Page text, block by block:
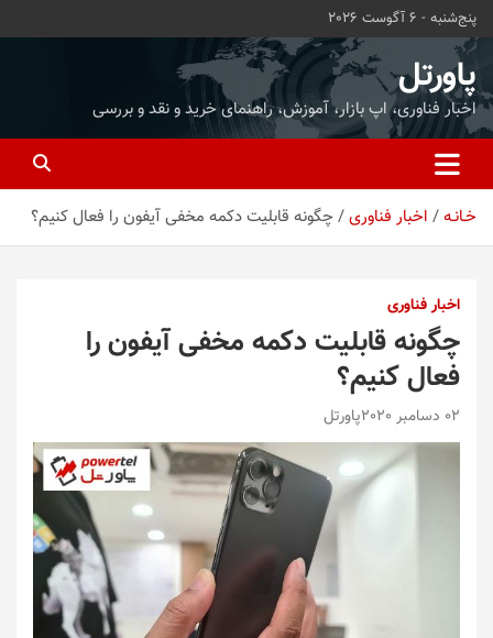
محتوا
بروید
پنج‌شنبه - 6 آگوست 2026
پاورتل
اخبار فناوری، اپ بازار، آموزش، راهنمای خرید و نقد و بررسی
خـانـه اخبار فناوری چگونه قابلیت دکمه مخفی آیفون را فعال کنیم؟
اخبار فناوری
چگونه قابلیت دکمه مخفی آیفون را
فعال کنیم؟
02 دسامبر 2020 پاورتل